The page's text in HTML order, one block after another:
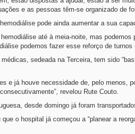
e as pessoas têm-se organizado de
pode ainda aumentar a sua
até à meia-noite, mas
podemos fazer esse reforço de
sedeada na Terceira, tem sido
e já houve necessidade de, pelo menos,
revelou Rute Couto.
desde domingo já foram
o hospital já começou a “planear a